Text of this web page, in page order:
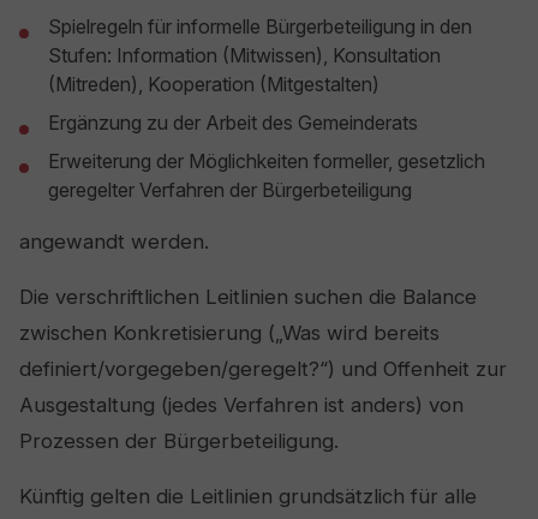
Spielregeln für informelle Bürgerbeteiligung in den
Stufen: Information (Mitwissen), Konsultation
(Mitreden), Kooperation (Mitgestalten)
Ergänzung zu der Arbeit des Gemeinderats
Erweiterung der Möglichkeiten formeller, gesetzlich
geregelter Verfahren der Bürgerbeteiligung
angewandt werden.
Die verschriftlichen Leitlinien suchen die Balance
zwischen Konkretisierung („Was wird bereits
definiert/vorgegeben/geregelt?“) und Offenheit zur
Ausgestaltung (jedes Verfahren ist anders) von
Prozessen der Bürgerbeteiligung.
Künftig gelten die Leitlinien grundsätzlich für alle